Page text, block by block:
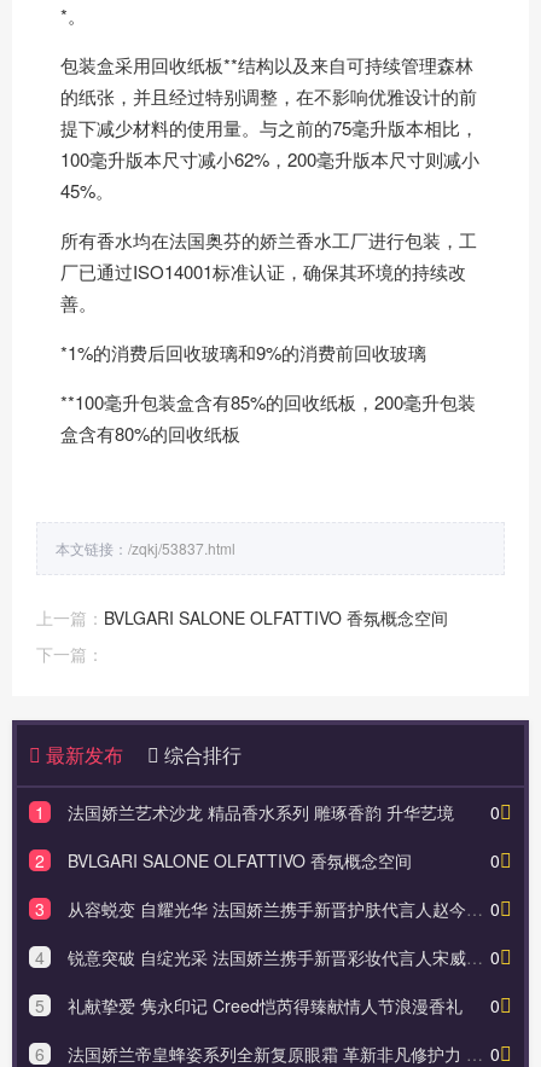
*。
包装盒采用回收纸板**结构以及来自可持续管理森林
的纸张，并且经过特别调整，在不影响优雅设计的前
提下减少材料的使用量。与之前的75毫升版本相比，
100毫升版本尺寸减小62%，200毫升版本尺寸则减小
45%。
所有香水均在法国奥芬的娇兰香水工厂进行包装，工
厂已通过ISO14001标准认证，确保其环境的持续改
善。
*1%的消费后回收玻璃和9%的消费前回收玻璃
**100毫升包装盒含有85%的回收纸板，200毫升包装
盒含有80%的回收纸板
本文链接： /zqkj/53837.html
上一篇： BVLGARI SALONE OLFATTIVO 香氛概念空间
下一篇：
最新发布 综合排行
0
1
法国娇兰艺术沙龙 精品香水系列 雕琢香韵 升华艺境
0
2
BVLGARI SALONE OLFATTIVO 香氛概念空间
0
3
从容蜕变 自耀光华 法国娇兰携手新晋护肤代言人赵今麦致献新春娇颜臻礼
0
4
锐意突破 自绽光采 法国娇兰携手新晋彩妆代言人宋威龙致献新春臻礼
0
5
礼献挚爱 隽永印记 Creed恺芮得臻献情人节浪漫香礼
0
6
法国娇兰帝皇蜂姿系列全新复原眼霜 革新非凡修护力 紧提眼廓 长效淡纹